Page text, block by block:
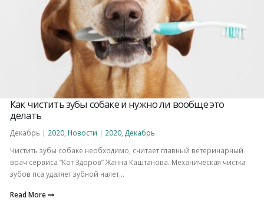
Как чистить зубы собаке и нужно ли вообще это
делать
Декабрь | 2020 Новости | 2020 Декабрь
Чистить зубы собаке необходимо, считает главный ветеринарный
врач сервиса “Кот Здоров” Жанна Каштанова. Механическая чистка
зубов пса удаляет зубной налет...
Read More